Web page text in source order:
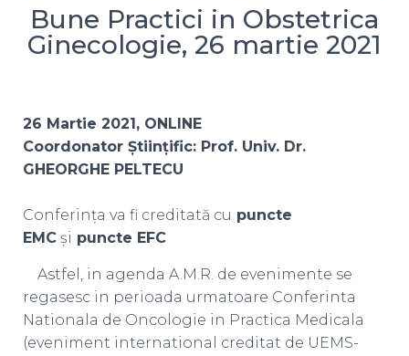
Bune Practici in Obstetrica
Ginecologie, 26 martie 2021
26 Martie 2021, ONLINE
Coordonator Științific: Prof. Univ. Dr.
GHEORGHE PELTECU
Conferința va fi creditată cu puncte
EMC și puncte EFC
Astfel, in agenda A.M.R. de evenimente se
regasesc in perioada urmatoare Conferinta
Nationala de Oncologie in Practica Medicala
(eveniment international creditat de UEMS-